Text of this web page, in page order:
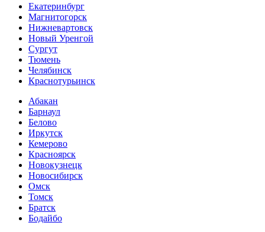
Екатеринбург
Магнитогорск
Нижневартовск
Новый Уренгой
Сургут
Тюмень
Челябинск
Краснотурьинск
Абакан
Барнаул
Белово
Иркутск
Кемерово
Красноярск
Новокузнецк
Новосибирск
Омск
Томск
Братск
Бодайбо